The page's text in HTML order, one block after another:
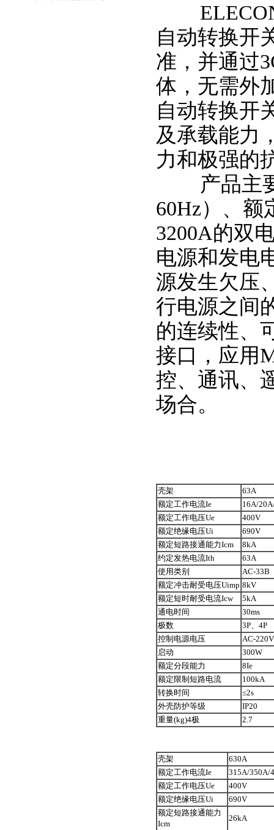
ELECON-
自动转换开
准，并通过
体，无需外
自动转换开
及承载能力
力和极强的
产品主要
60Hz）、额
3200A的双
电源和发电
源发生欠压
行电源之间
的连续性、
接口，应用
控、通讯、
场合。
壳架
63A
额定工作电流Ie
16A/
额定工作电压Ue
400V
额定绝缘电压Ui
690V
额定短路接通能力Icm
8kA
约定发热电流Ith
63A
使用类别
AC-33B
额定冲击耐受电压Uimp 8kV
额定短时耐受电流Icw
5kA
通电时间
30ms
极数
3P、4P
控制电源电压
AC-220V
启动
300W
额定分段能力
8Ie
额定限制短路电流
100kA
转换时间
≤2s
外壳防护等级
IP20
重量(kg)4极
2.7
壳架
630A
额定工作电流Ie
315A/350A/
额定工作电压Ue
400V
额定绝缘电压Ui
690V
额定短路接通能力
Icm
26kA